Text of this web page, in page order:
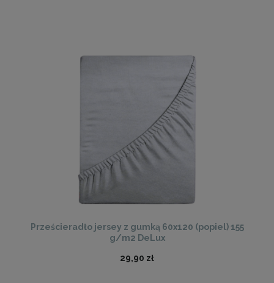
Prześcieradło jersey z gumką 60x120 (popiel) 155
g/m2 DeLux
29,90 zł